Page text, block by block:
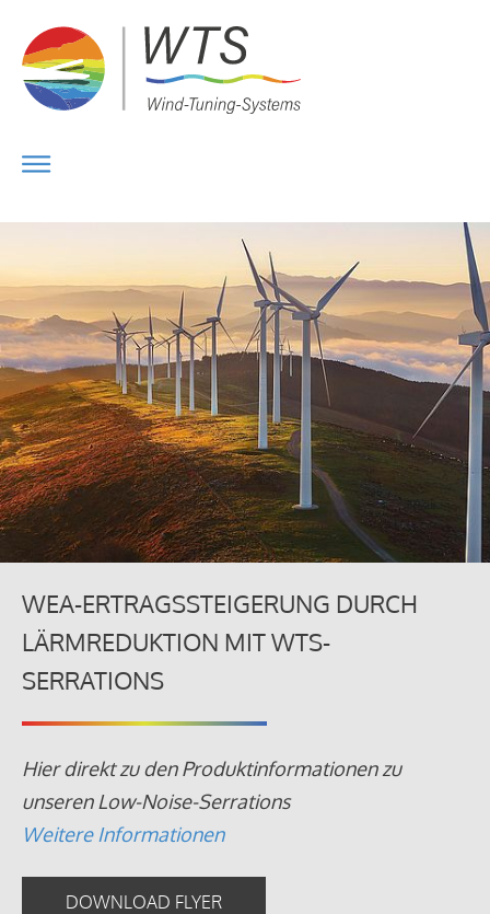
WEA-ERTRAGSSTEIGERUNG DURCH
LÄRMREDUKTION MIT WTS-
SERRATIONS
Hier direkt zu den Produktinformationen zu
unseren Low-Noise-Serrations
Weitere Informationen
DOWNLOAD FLYER